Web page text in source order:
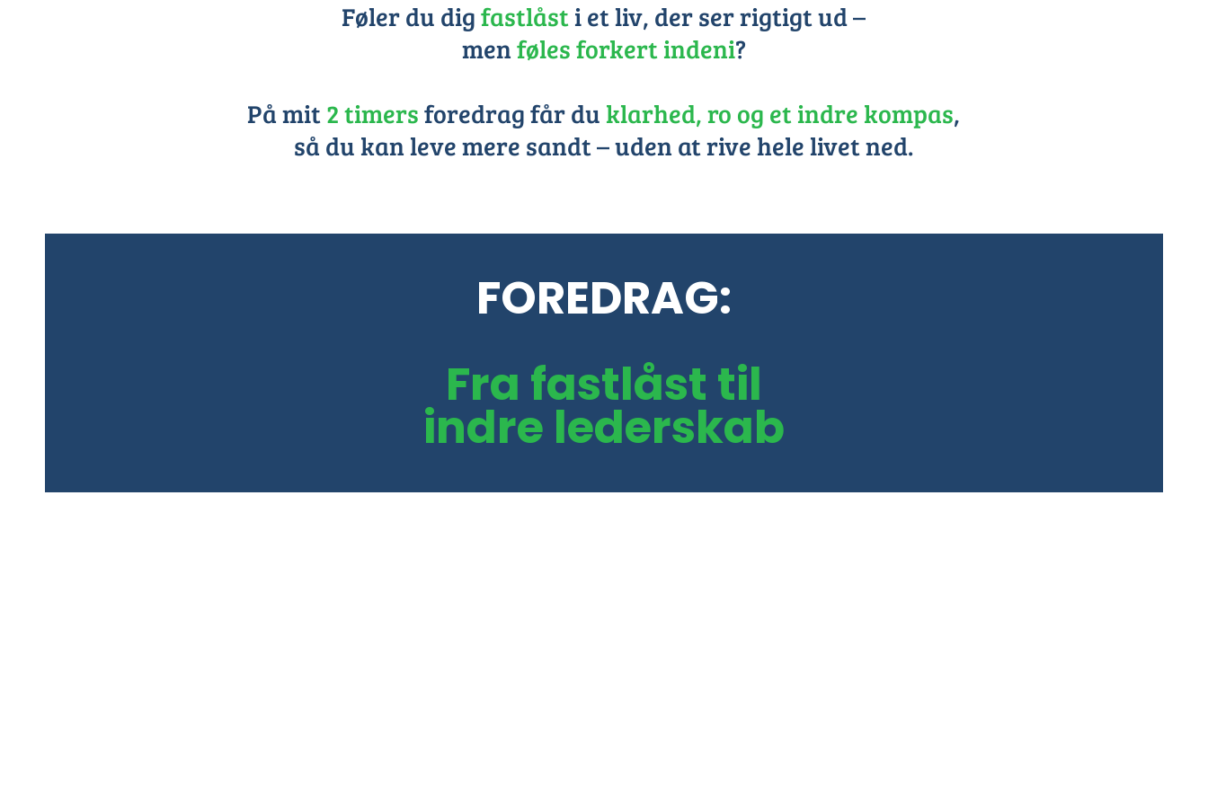
Føler du digfastlåsti et liv, der ser rigtigt ud –
menføles forkert indeni?
På mit2 timersforedrag får du klarhed, ro og et indre kompas,
så du kan leve mere sandt – uden at rive hele livet ned.
FOREDRAG:
Fra fastlåst til
indre lederskab